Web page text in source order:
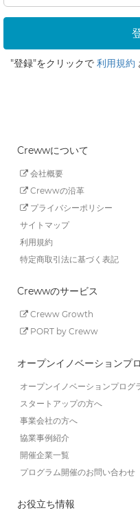
"登録"をクリックで 利用規約
Crewwについて
会社概要
Crewwの沿革
プライバシーポリシー
サイトマップ
利用規約
特定商取引法に基づく表記
Crewwのサービス
Creww Growth
PORT by Creww
オープンイノベーションプ
オープンイノベーションプログ
スタートアップの方へ
事業会社の方へ
協業事例紹介
開催企業一覧
プログラム開催のお問い合わせ
お役立ち情報